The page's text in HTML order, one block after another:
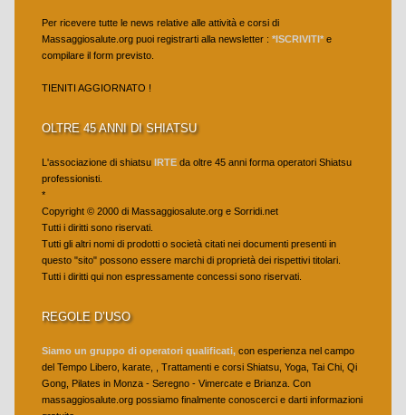
Shiatsu & oncologia
Shiatsu & Stati Vegetativi
TRATTAMENTI
La seduta shiatsu di trattamento
Aziende – servizi – convenzioni – shiatsu
Trattamenti shiatsu a privati
DISCIPLINE
ARTI MARZIALI
Arti Marziali-Karate
Per ricevere tutte le news relative alle attività e corsi di
Massaggiosalute.org puoi registrarti alla newsletter : *ISCRIVITI*e
compilare il form previsto.
TIENITI AGGIORNATO !
OLTRE 45 ANNI DI SHIATSU
L'associazione di shiatsu IRTE da oltre 45 anni forma operatori Shiatsu
professionisti.
*
Copyright © 2000 di Massaggiosalute.org e Sorridi.net
Tutti i diritti sono riservati.
Tutti gli altri nomi di prodotti o società citati nei documenti presenti in
questo "sito" possono essere marchi di proprietà dei rispettivi titolari.
Tutti i diritti qui non espressamente concessi sono riservati.
REGOLE D’USO
Siamo un gruppo di operatori qualificati,con esperienza nel campo
del Tempo Libero, karate, , Trattamenti e corsi Shiatsu, Yoga, Tai Chi, Qi
Gong, Pilates in Monza - Seregno - Vimercate e Brianza. Con
massaggiosalute.org possiamo finalmente conoscerci e darti informazioni